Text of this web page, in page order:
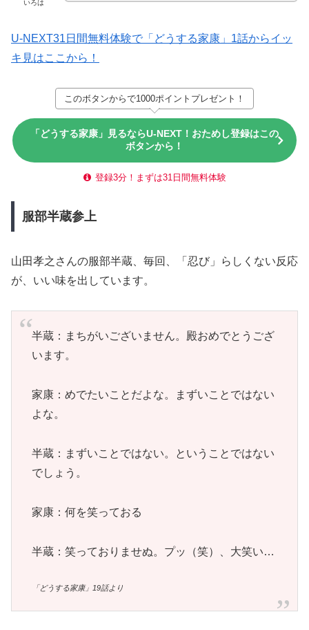
いろは
U-NEXT31日間無料体験で「どうする家康」1話からイッ
キ見はここから！
このボタンからで1000ポイントプレゼント！
「どうする家康」見るならU-NEXT！おためし登録はこの
ボタンから！
登録3分！まずは31日間無料体験
服部半蔵参上
山田孝之さんの服部半蔵、毎回、「忍び」らしくない反応
が、いい味を出しています。
半蔵：まちがいございません。殿おめでとうござ
います。
家康：めでたいことだよな。まずいことではない
よな。
半蔵：まずいことではない。ということではない
でしょう。
家康：何を笑っておる
半蔵：笑っておりませぬ。プッ（笑）、大笑い…
「どうする家康」19話より